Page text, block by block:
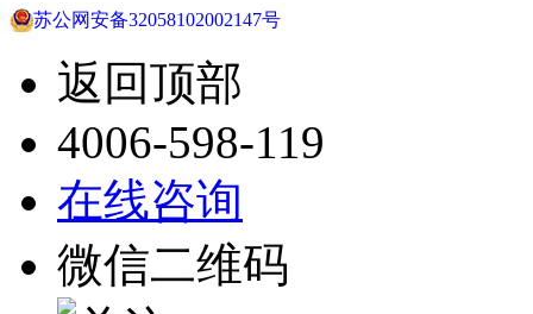
苏公网安备32058102002147号
返回顶部
4006-598-119
在线咨询
微信二维码